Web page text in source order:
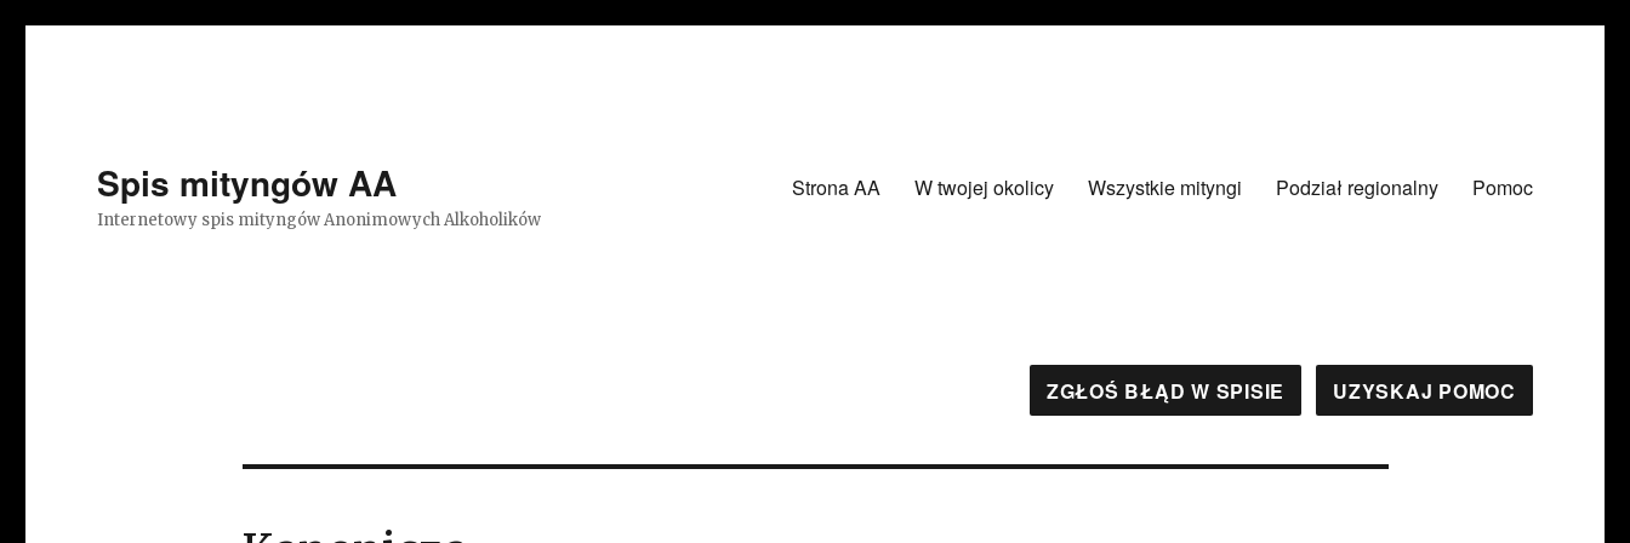
Spis mityngów AA
Internetowy spis mityngów Anonimowych Alkoholików
Strona AA W twojej okolicy Wszystkie mityngi Podział regionalny Pomoc
ZGŁOŚ BŁĄD W SPISIE UZYSKAJ POMOC